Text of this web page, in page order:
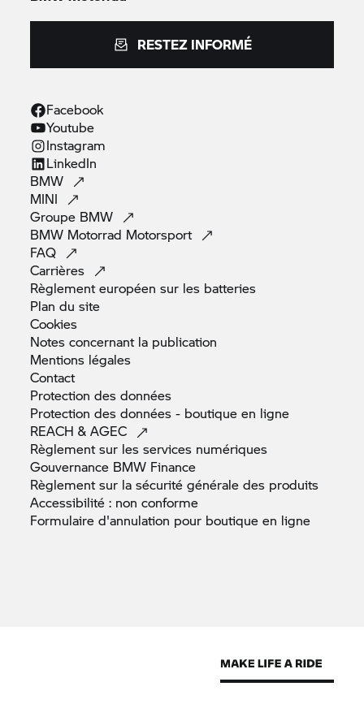
RESTEZ INFORMÉ
Facebook
Youtube
Instagram
LinkedIn
BMW
MINI
Groupe BMW
BMW Motorrad Motorsport
FAQ
Carrières
Règlement européen sur les batteries
Plan dusite
Cookies
Notes concernant la publication
Mentions légales
Contact
Protection desdonnées
Protection des données - boutique en ligne
REACH &AGEC
Règlement sur les services numériques
Gouvernance BMW Finance
Règlement sur la sécurité générale des produits
Accessibilité : nonconforme
Formulaire d'annulation pour boutique en ligne